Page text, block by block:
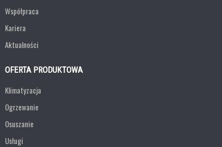
Współpraca
Kariera
Aktualności
OFERTA PRODUKTOWA
Klimatyzacja
Ogrzewanie
Osuszanie
Usługi